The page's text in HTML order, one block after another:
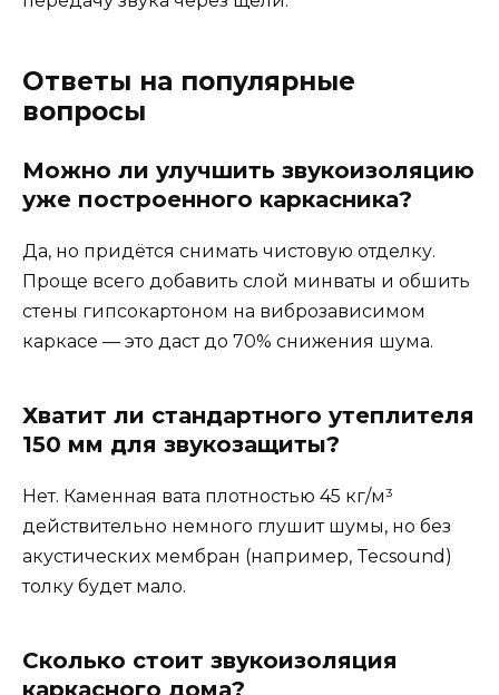
Ответы на популярные
вопросы
Можно ли улучшить звукоизоляцию
уже построенного каркасника?
Да, но придётся снимать чистовую отделку.
Проще всего добавить слой минваты и обшить
стены гипсокартоном на виброзависимом
каркасе — это даст до 70% снижения шума.
Хватит ли стандартного утеплителя
150 мм для звукозащиты?
Нет. Каменная вата плотностью 45 кг/м³
действительно немного глушит шумы, но без
акустических мембран (например, Tecsound)
толку будет мало.
Сколько стоит звукоизоляция
каркасного дома?